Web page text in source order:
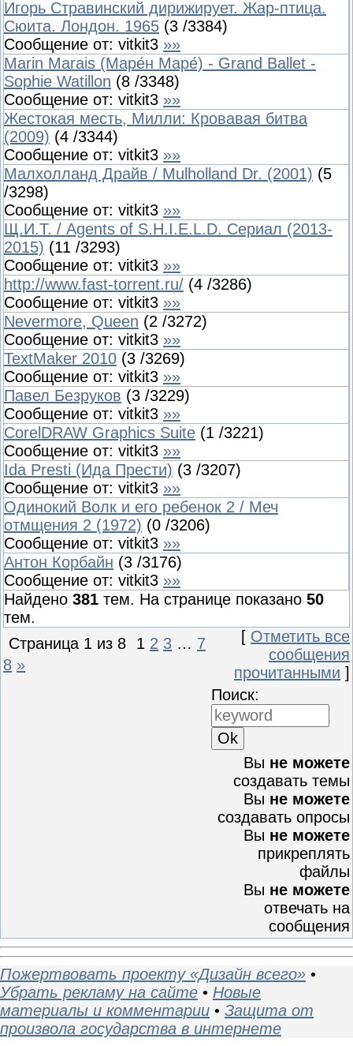
Игорь Стравинский дирижирует. Жар-птица.
Сюита. Лондон. 1965 (3 /3384)
Сообщение от: vitkit3 »»
Marin Marais (Маре́н Маре́) - Grand Ballet -
Sophie Watillon (8 /3348)
Сообщение от: vitkit3 »»
Жестокая месть, Милли: Кровавая битва
(2009) (4 /3344)
Сообщение от: vitkit3 »»
Малхолланд Драйв / Mulholland Dr. (2001) (5
/3298)
Сообщение от: vitkit3 »»
Щ.И.Т. / Agents of S.H.I.E.L.D. Сериал (2013-
2015) (11 /3293)
Сообщение от: vitkit3 »»
http://www.fast-torrent.ru/ (4 /3286)
Сообщение от: vitkit3 »»
Nevermore, Queen (2 /3272)
Сообщение от: vitkit3 »»
TextMaker 2010 (3 /3269)
Сообщение от: vitkit3 »»
Павел Безруков (3 /3229)
Сообщение от: vitkit3 »»
CorelDRAW Graphics Suite (1 /3221)
Сообщение от: vitkit3 »»
Ida Presti (Ида Прести) (3 /3207)
Сообщение от: vitkit3 »»
Одинокий Волк и его ребенок 2 / Меч
отмщения 2 (1972) (0 /3206)
Сообщение от: vitkit3 »»
Антон Корбайн (3 /3176)
Сообщение от: vitkit3 »»
Найдено 381 тем. На странице показано 50
тем.
Страница 1 из 8 1 2 3 … 7
8 »
[ Отметить все
сообщения
прочитанными ]
Поиск:
Вы не можете
создавать темы
Вы не можете
создавать опросы
Вы не можете
прикреплять
файлы
Вы не можете
отвечать на
сообщения
Пожертвовать проекту «Дизайн всего» •
Убрать рекламу на сайте • Новые
материалы и комментарии • Защита от
произвола государства в интернете